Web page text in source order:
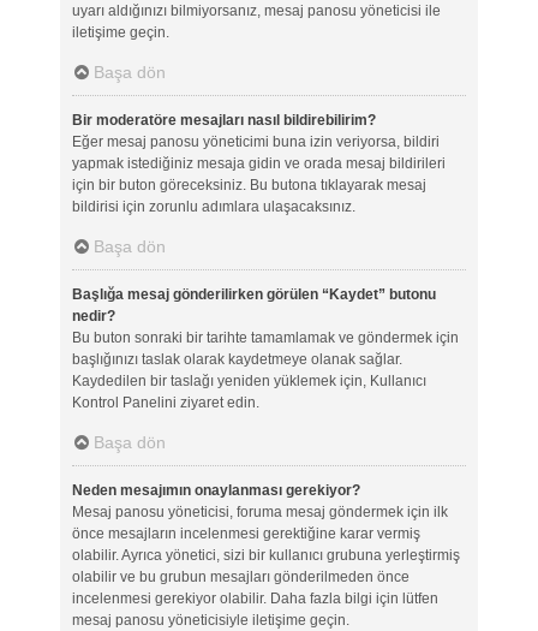
uyarı aldığınızı bilmiyorsanız, mesaj panosu yöneticisi ile
iletişime geçin.
Başa dön
Bir moderatöre mesajları nasıl bildirebilirim?
Eğer mesaj panosu yöneticimi buna izin veriyorsa, bildiri
yapmak istediğiniz mesaja gidin ve orada mesaj bildirileri
için bir buton göreceksiniz. Bu butona tıklayarak mesaj
bildirisi için zorunlu adımlara ulaşacaksınız.
Başa dön
Başlığa mesaj gönderilirken görülen “Kaydet” butonu
nedir?
Bu buton sonraki bir tarihte tamamlamak ve göndermek için
başlığınızı taslak olarak kaydetmeye olanak sağlar.
Kaydedilen bir taslağı yeniden yüklemek için, Kullanıcı
Kontrol Panelini ziyaret edin.
Başa dön
Neden mesajımın onaylanması gerekiyor?
Mesaj panosu yöneticisi, foruma mesaj göndermek için ilk
önce mesajların incelenmesi gerektiğine karar vermiş
olabilir. Ayrıca yönetici, sizi bir kullanıcı grubuna yerleştirmiş
olabilir ve bu grubun mesajları gönderilmeden önce
incelenmesi gerekiyor olabilir. Daha fazla bilgi için lütfen
mesaj panosu yöneticisiyle iletişime geçin.